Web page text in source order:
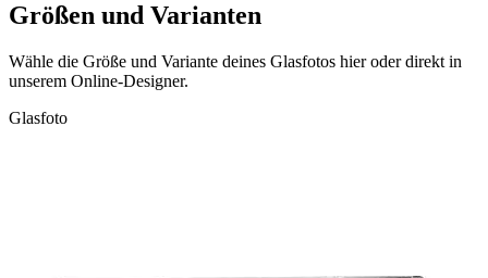
Größen und Varianten
Wähle die Größe und Variante deines Glasfotos hier oder direkt in
unserem Online-Designer.
Glasfoto